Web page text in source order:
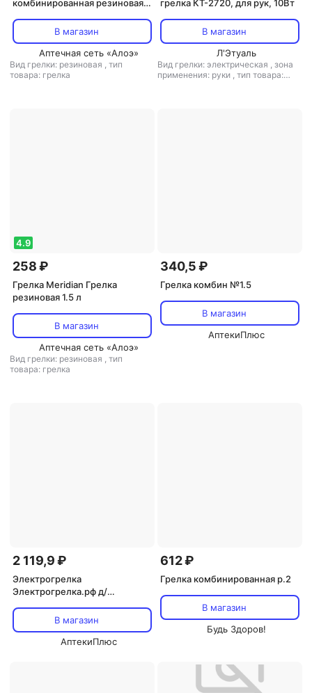
комбинированная резиновая
В магазин
Аптечная сеть «Алоэ»
Вид грелки: резиновая , тип
товара: грелка
грелка КТ-2720, для рук, 10Вт
В магазин
Л'Этуаль
Вид грелки: электрическая , зона
применения: руки , тип товара:
4.9
258 ₽
Грелка Meridian Грелка
резиновая 1.5 л
В магазин
Аптечная сеть «Алоэ»
Вид грелки: резиновая , тип
товара: грелка
340,5 ₽
Грелка комбин №1.5
В магазин
АптекиПлюс
2 119,9 ₽
Электрогрелка
Электрогрелка.рф д/
простынь молочный
В магазин
АптекиПлюс
612 ₽
Грелка комбинированная р.2
В магазин
Будь Здоров!